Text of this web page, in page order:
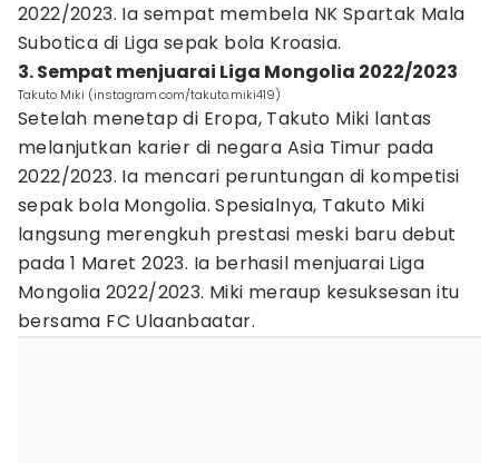
2022/2023. Ia sempat membela NK Spartak Mala
Subotica di Liga sepak bola Kroasia.
3. Sempat menjuarai Liga Mongolia 2022/2023
Takuto Miki (instagram.com/takuto.miki419)
Setelah menetap di Eropa, Takuto Miki lantas
melanjutkan karier di negara Asia Timur pada
2022/2023. Ia mencari peruntungan di kompetisi
sepak bola Mongolia. Spesialnya, Takuto Miki
langsung merengkuh prestasi meski baru debut
pada 1 Maret 2023. Ia berhasil menjuarai Liga
Mongolia 2022/2023. Miki meraup kesuksesan itu
bersama FC Ulaanbaatar.